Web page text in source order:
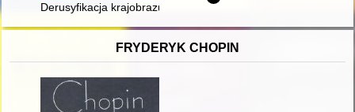
Derusyfikacja krajobrazu architektonicznego Warszawy
FRYDERYK CHOPIN